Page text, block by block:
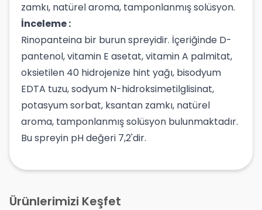
zamkı, natürel aroma, tamponlanmış solüsyon.
İnceleme :
Rinopanteina bir burun spreyidir. İçeriğinde D-
pantenol, vitamin E asetat, vitamin A palmitat,
oksietilen 40 hidrojenize hint yağı, bisodyum
EDTA tuzu, sodyum N-hidroksimetilglisinat,
potasyum sorbat, ksantan zamkı, natürel
aroma, tamponlanmış solüsyon bulunmaktadır.
Bu spreyin pH değeri 7,2'dir.
Ürünlerimizi Keşfet